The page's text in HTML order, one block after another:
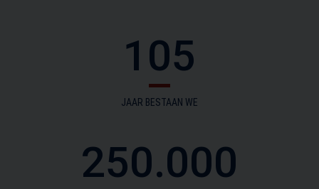
105
JAAR BESTAAN WE
250.000